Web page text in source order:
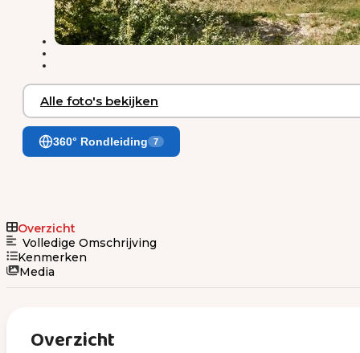
Alle foto's bekijken
360° Rondleiding 7
Overzicht
Volledige Omschrijving
Kenmerken
Media
Overzicht